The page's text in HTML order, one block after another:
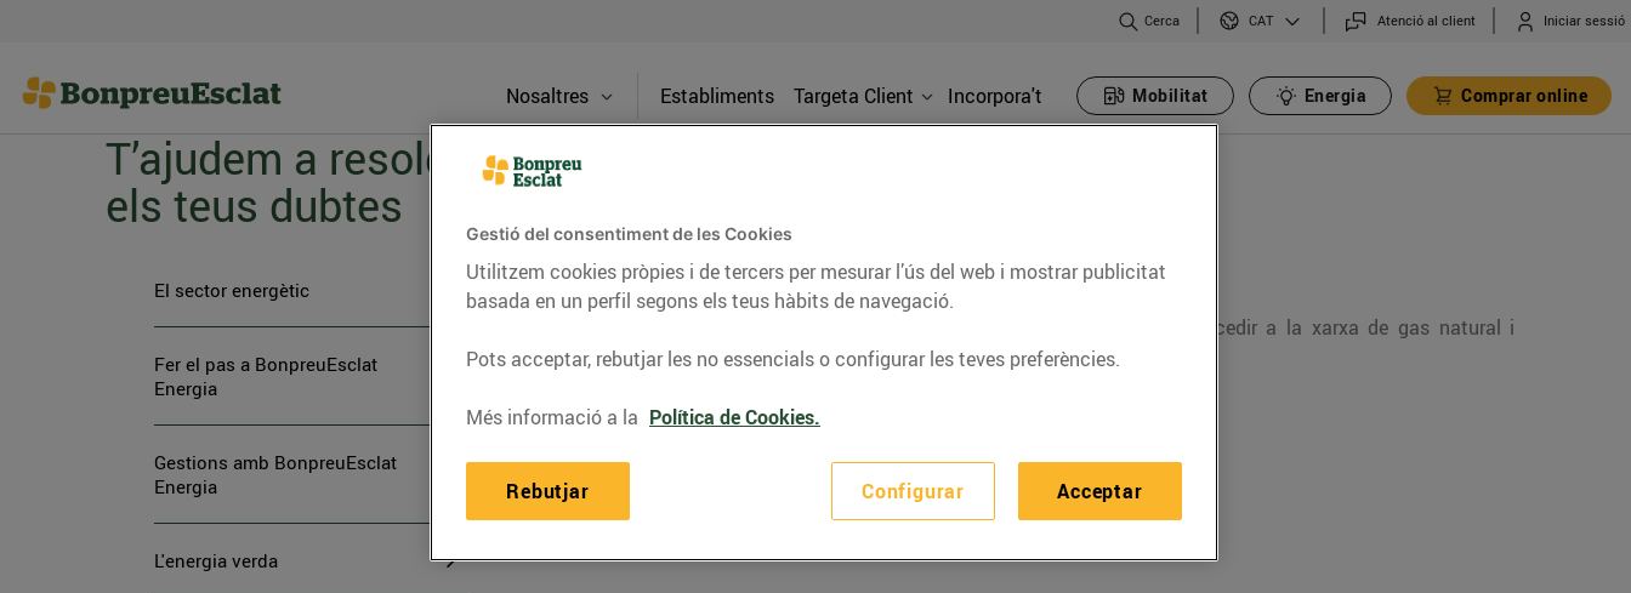
Cerca CAT Atenció al client Iniciar sessió
Nosaltres Establiments Targeta Client Incorpora't Mobilitat Energia Comprar online
T’ajudem a resoldre
els teus dubtes
El sector energètic
Fer el pas a BonpreuEsclat
Energia
Gestions amb BonpreuEsclat
Energia
L'energia verda
Què són les tarifes d’accés?
Són peatges regulats pel Govern que paguem tots els usuaris per poder accedir a la xarxa de gas natural i
beneficiar-nos del seu servei.
Gestió del consentiment de les Cookies
Utilitzem cookies pròpies i de tercers per mesurar l’ús del web i mostrar publicitat
basada en un perfil segons els teus hàbits de navegació.
Pots acceptar, rebutjar les no essencials o configurar les teves preferències.
Més informació a la Política de Cookies.
Configurar
Rebutjar Acceptar